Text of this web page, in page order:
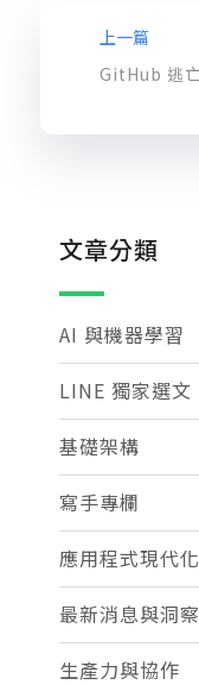
上一篇
文章分類
AI 與機器學習
LINE 獨家選文
基礎架構
寫手專欄
應用程式現代化
最新消息與洞察
生產力與協作